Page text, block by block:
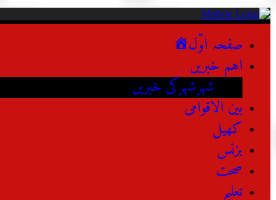
صفحہ اوّل
اہم خبریں
شہرشہرکی خبریں
بین الاقوامی
کھیل
بزنس
صحت
تعلیم